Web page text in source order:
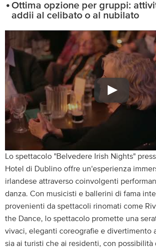
Ottima opzione per gruppi:
addii al celibato o al nubilato
Lo spettacolo "Belvedere Irish Nights"
Hotel di Dublino offre un'esperienza
irlandese attraverso coinvolgenti
danza. Con musicisti e ballerini di fama
provenienti da spettacoli rinomati come
the Dance, lo spettacolo promette una
vivaci, eleganti coreografie e divertimento
sia ai turisti che ai residenti, con possibilità